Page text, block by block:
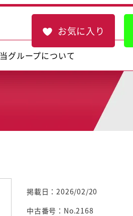
お気に入り
当グループについて
掲載日：2026/02/20
中古番号：No.2168